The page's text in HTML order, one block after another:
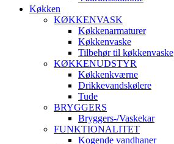
Køkken
KØKKENVASK
Køkkenarmaturer
Køkkenvaske
Tilbehør til køkkenvaske
KØKKENUDSTYR
Køkkenkværne
Drikkevandskølere
Tude
BRYGGERS
Bryggers-/Vaskekar
FUNKTIONALITET
Kogende vandhaner